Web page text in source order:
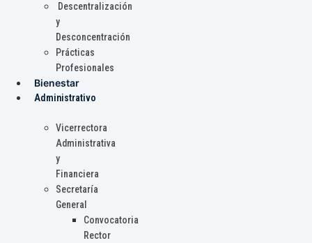
Descentralización
y
Desconcentración
Prácticas
Profesionales
Bienestar
Administrativo
Vicerrectora
Administrativa
y
Financiera
Secretaría
General
Convocatoria
Rector